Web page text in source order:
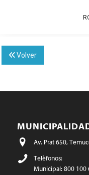
Volver
Av. Prat 650,
Teléfonos:
Municipal: 800 100